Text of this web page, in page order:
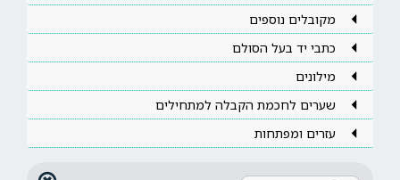
מקובלים נוספים
כתבי יד בעל הסולם
מילונים
שערים לחכמת הקבלה למתחילים
עזרים ומפתחות